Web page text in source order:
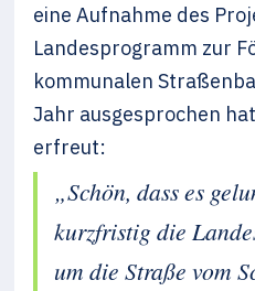
eine Aufnahme des
Landesprogramm zur
kommunalen
Jahr ausgesprochen
erfreut:
„Schön, dass es
kurzfristig die
um die Straße vom